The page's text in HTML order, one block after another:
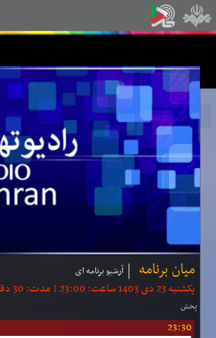
میان برنامه آرشیو برنامه ای
یکشنبه 23 دی 1403 ساعت: 23:00 | مدت: 30 دقیقه
پخش
23:30